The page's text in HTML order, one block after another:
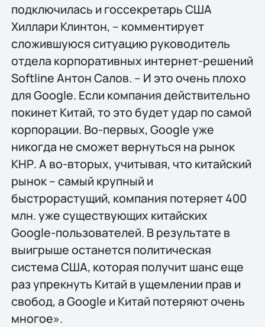
подключилась и госсекретарь США
Хиллари Клинтон, – комментирует
сложившуюся ситуацию руководитель
отдела корпоративных интернет-решений
Softline Антон Салов. – И это очень плохо
для Google. Если компания действительно
покинет Китай, то это будет удар по самой
корпорации. Во-первых, Google уже
никогда не сможет вернуться на рынок
КНР. А во-вторых, учитывая, что китайский
рынок – самый крупный и
быстрорастущий, компания потеряет 400
млн. уже существующих китайских
Google-пользователей. В результате в
выигрыше останется политическая
система США, которая получит шанс еще
раз упрекнуть Китай в ущемлении прав и
свобод, а Google и Китай потеряют очень
многое».